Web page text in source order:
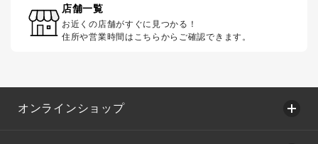
店舗一覧
お近くの店舗がすぐに見つかる！
住所や営業時間はこちらからご確認できます。
オンラインショップ